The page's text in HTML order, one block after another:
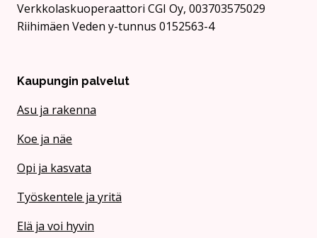
Verkkolaskuoperaattori CGI Oy, 003703575029
Riihimäen Veden y-tunnus 0152563-4
Kaupungin palvelut
Asu ja rakenna
Koe ja näe
Opi ja kasvata
Työskentele ja yritä
Elä ja voi hyvin